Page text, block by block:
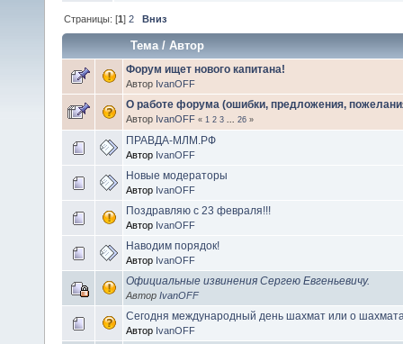
Страницы: [1]2 Вниз
Тема/Автор
Форум ищет нового капитана!
Автор IvanOFF
О работе форума (ошибки, предложения,
Автор IvanOFF « 1 2 3 ... 26 »
ПРАВДА-МЛМ.РФ
Автор IvanOFF
Новые модераторы
Автор IvanOFF
Поздравляю с 23 февраля!!!
Автор IvanOFF
Наводим порядок!
Автор IvanOFF
Официальные извинения Сергею Евгеньевичу.
Автор IvanOFF
Сегодня международный день шахмат или о
Автор IvanOFF